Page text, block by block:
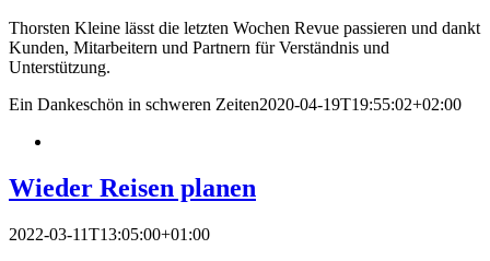
Thorsten Kleine lässt die letzten Wochen Revue passieren und dankt
Kunden, Mitarbeitern und Partnern für Verständnis und
Unterstützung.
Ein Dankeschön in schweren Zeiten2020-04-19T19:55:02+02:00
Wieder Reisen planen
2022-03-11T13:05:00+01:00